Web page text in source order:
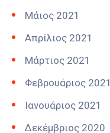
Μάιος 2021
Απρίλιος 2021
Μάρτιος 2021
Φεβρουάριος 2021
Ιανουάριος 2021
Δεκέμβριος 2020